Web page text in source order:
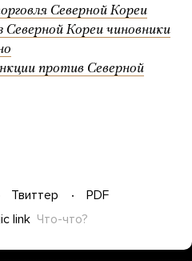
Северной Кореи
Северной Кореи чиновники
против Северной
Твиттер
PDF
link Что-что?